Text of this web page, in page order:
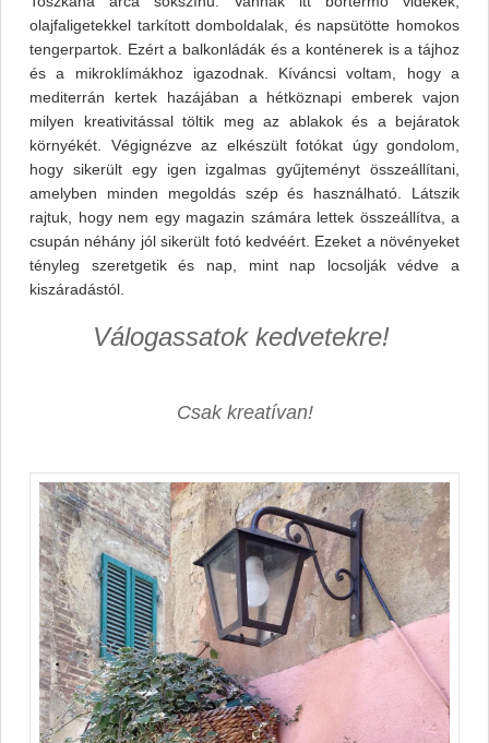
olajfaligetekkel tarkított domboldalak, és napsütötte homokos
tengerpartok. Ezért a balkonládák és a konténerek is a tájhoz
és a mikroklímákhoz igazodnak. Kíváncsi voltam, hogy a
mediterrán kertek hazájában a hétköznapi emberek vajon
milyen kreativitással töltik meg az ablakok és a bejáratok
környékét. Végignézve az elkészült fotókat úgy gondolom,
hogy sikerült egy igen izgalmas gyűjteményt összeállítani,
amelyben minden megoldás szép és használható. Látszik
rajtuk, hogy nem egy magazin számára lettek összeállítva, a
csupán néhány jól sikerült fotó kedvéért. Ezeket a növényeket
tényleg szeretgetik és nap, mint nap locsolják védve a
kiszáradástól.
Válogassatok kedvetekre!
Csak kreatívan!